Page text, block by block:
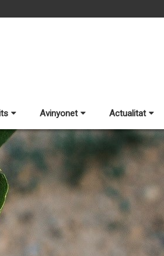
Avinyonet Actualitat